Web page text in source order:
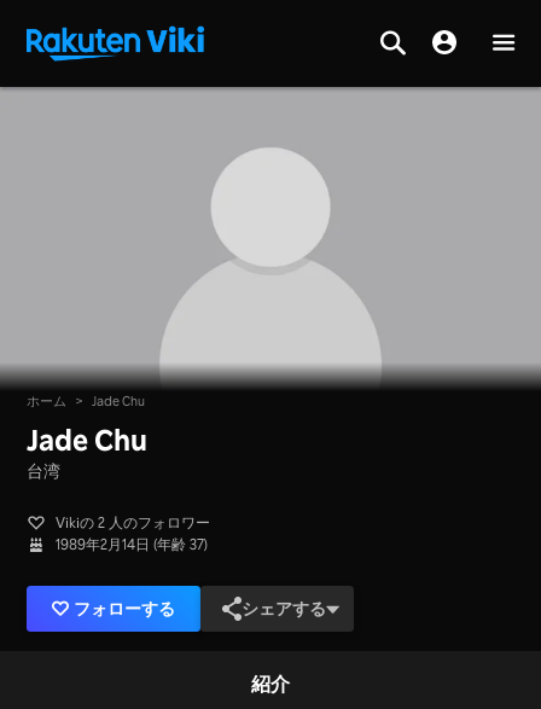
ホーム > Jade Chu
Jade Chu
台湾
Vikiの 2 人のフォロワー
1989年2月14日 (年齢 37)
フォローする シェアする
紹介